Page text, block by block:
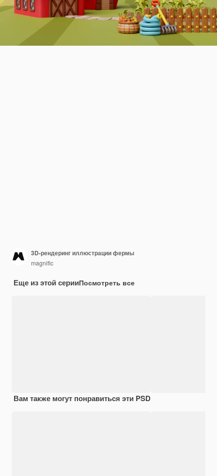
3D-рендеринг иллюстрации фермы
magnific
Еще из этой серииПосмотреть все
Вам также могут понравиться эти PSD